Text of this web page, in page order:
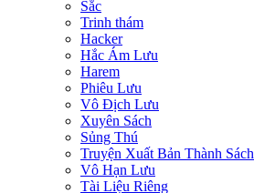
Sắc
Trinh thám
Hacker
Hắc Ám Lưu
Harem
Phiêu Lưu
Vô Địch Lưu
Xuyên Sách
Sủng Thú
Truyện Xuất Bản Thành Sách
Vô Hạn Lưu
Tài Liệu Riêng